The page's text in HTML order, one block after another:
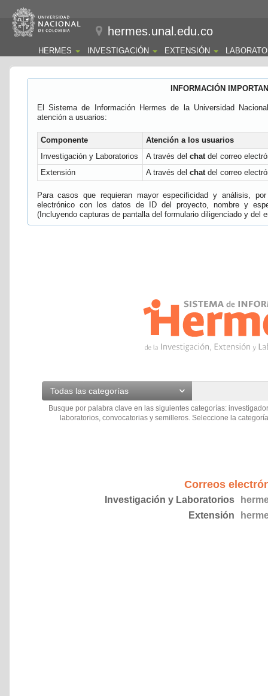
hermes.unal.edu.co
HERMES INVESTIGACIÓN EXTENSIÓN
INFORMACIÓN
El Sistema de Información Hermes de la Universidad
atención a usuarios:
Componente
Atención a los usuarios
Investigación y Laboratorios
A través del chatdel correo
Extensión
A través del chatdel correo
Para casos que requieran mayor especificidad y análisis,
electrónico con los datos de ID del proyecto, nombre y
(Incluyendo capturas de pantalla del formulario diligenciado y del
Todas las categorías
Busque por palabra clave en las siguientes categorías:
laboratorios, convocatorias y semilleros. Seleccione la
Correos
Investigación y Laboratorios
Extensión